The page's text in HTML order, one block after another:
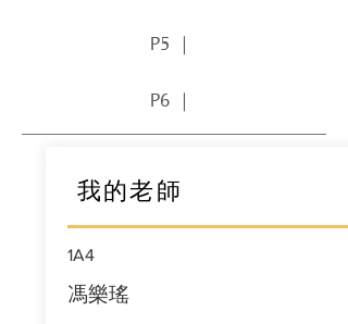
P5 ｜
P6 ｜
我的老師
1A4
馮樂瑤